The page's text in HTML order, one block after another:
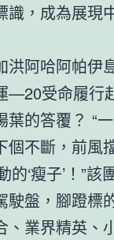
識，成為展現
洪阿哈阿帕伊
—20受命履行
葉的答覆？ “
個不斷，前風
的‘瘦子’！”
駛盤，腳蹬標
、業界精英